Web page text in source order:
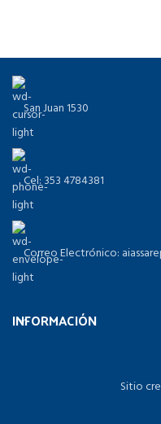
San Juan 1530
Cel: 353 4784381
Correo Electrónico:
INFORMACIÓN
Sitio